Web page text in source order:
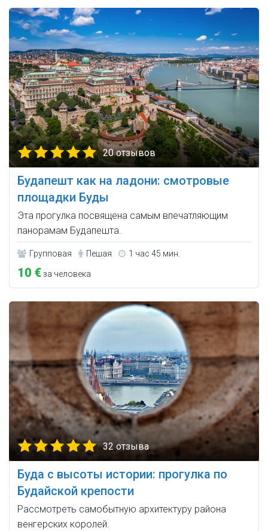
20 отзывов
Будапешт как на ладони: смотровые
площадки Буды
Эта прогулка посвящена самым впечатляющим
панорамам Будапешта.
Групповая Пешая 1 час 45 мин.
10 €за человека
32 отзыва
Буда с высоты истории: прогулка по
Будайской крепости
Рассмотреть самобытную архитектуру района
венгерских королей.